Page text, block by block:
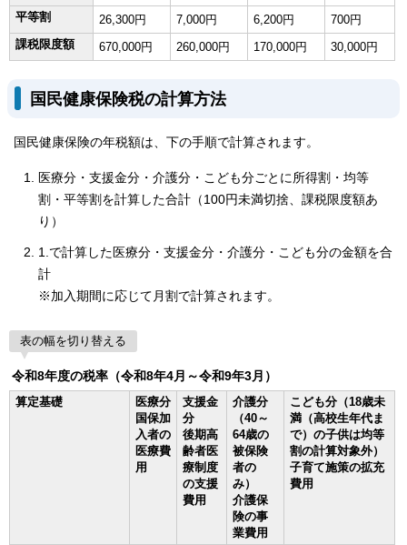
平等割
26,300円 7,000円 6,200円
700円
課税限度額
670,000円 260,000円 170,000円 30,000円
国民健康保険税の計算方法
国民健康保険の年税額は、下の手順で計算されます。
医療分・支援金分・介護分・こども分ごとに所得割・均等
割・平等割を計算した合計（100円未満切捨、課税限度額あ
り）
1.で計算した医療分・支援金分・介護分・こども分の金額を合
計
※加入期間に応じて月割で計算されます。
表の幅を切り替える
令和8年度の税率（令和8年4月～令和9年3月）
算定基礎
医療分
国保加
入者の
医療費
用
支援金
分
後期高
齢者医
療制度
の支援
費用
介護分
（40～
64歳の
被保険
者の
み）
介護保
険の事
業費用
こども分（18歳未
満（高校生年代ま
で）の子供は均等
割の計算対象外）
子育て施策の拡充
費用